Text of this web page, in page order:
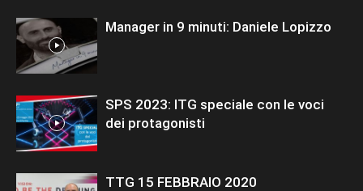
Manager in 9 minuti: Daniele Lopizzo
SPS 2023: ITG speciale con le voci
dei protagonisti
TTG 15 FEBBRAIO 2020